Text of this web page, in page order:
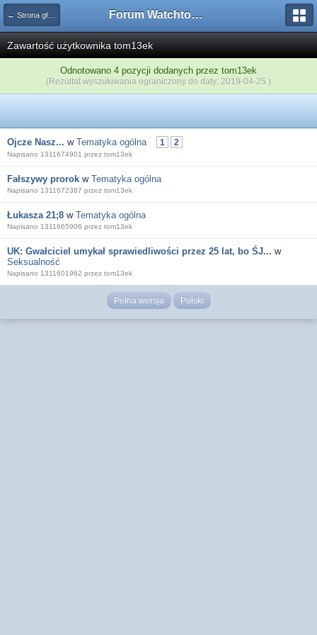
← Strona główna Forum Watchtower
Zawartość użytkownika tom13ek
Odnotowano 4 pozycji dodanych przez tom13ek
(Rezultat wyszukiwania ograniczony do daty: 2019-04-25 )
Ojcze Nasz... w Tematyka ogólna 1 2
Napisano 1311674901 przez tom13ek
Fałszywy prorok w Tematyka ogólna
Napisano 1311672387 przez tom13ek
Łukasza 21;8 w Tematyka ogólna
Napisano 1311665906 przez tom13ek
UK: Gwałciciel umykał sprawiedliwości przez 25 lat, bo ŚJ... w
Seksualność
Napisano 1311601962 przez tom13ek
Pełna wersja Polski